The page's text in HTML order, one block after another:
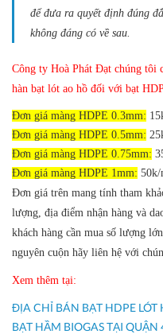
để đưa ra quyết định đúng
không đáng có về sau.
Công ty Hoà Phát Đạt chúng tôi
hàn bạt lót ao hồ đối với bạt
Đơn giá màng HDPE 0.3mm:
Đơn giá màng HDPE 0.5mm:
Đơn giá màng HDPE 0.75mm:
Đơn giá màng HDPE 1mm: 50k/
Đơn giá trên mang tính tham
lượng, địa điểm nhận hàng và
khách hàng cần mua số lượng
nguyên cuộn hãy liên hệ với
Xem thêm tại:
ĐỊA CHỈ BÁN BẠT HDPE
BẠT HẦM BIOGAS TẠI